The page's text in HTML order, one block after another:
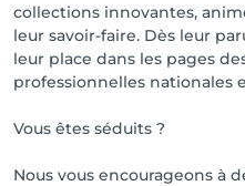
collections innovantes,
leur savoir-faire. Dès leur
leur place dans les pages
professionnelles nationales
Vous êtes séduits ?
Nous vous encourageons à